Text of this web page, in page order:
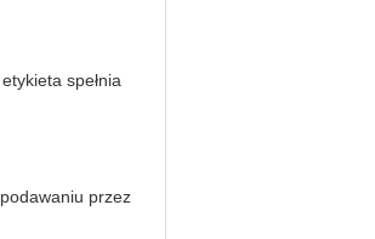
spełnia
przez